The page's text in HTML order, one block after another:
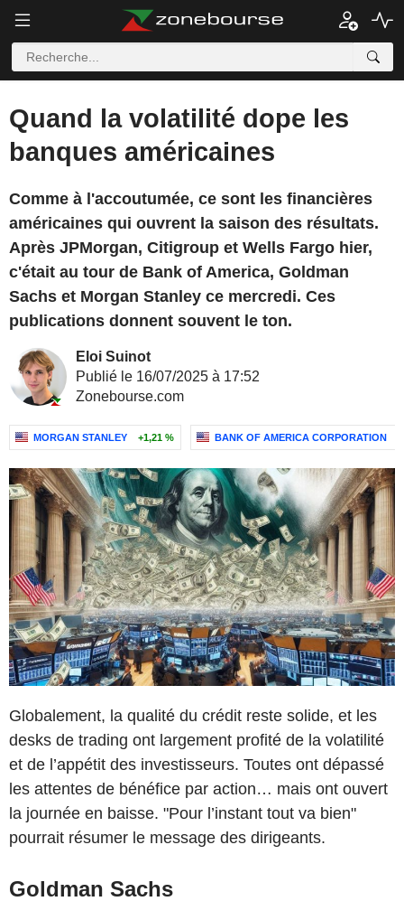
Quand la volatilité dope les
banques américaines
Comme à l'accoutumée, ce sont les financières
américaines qui ouvrent la saison des résultats.
Après JPMorgan, Citigroup et Wells Fargo hier,
c'était au tour de Bank of America, Goldman
Sachs et Morgan Stanley ce mercredi. Ces
publications donnent souvent le ton.
Eloi Suinot
Publié le 16/07/2025 à 17:52
Zonebourse.com
MORGAN STANLEY +1,21 % BANK OF AMERICA CORPORATION
Globalement, la qualité du crédit reste solide, et les
desks de trading ont largement profité de la volatilité
et de l’appétit des investisseurs. Toutes ont dépassé
les attentes de bénéfice par action… mais ont ouvert
la journée en baisse. "Pour l’instant tout va bien"
pourrait résumer le message des dirigeants.
Goldman Sachs